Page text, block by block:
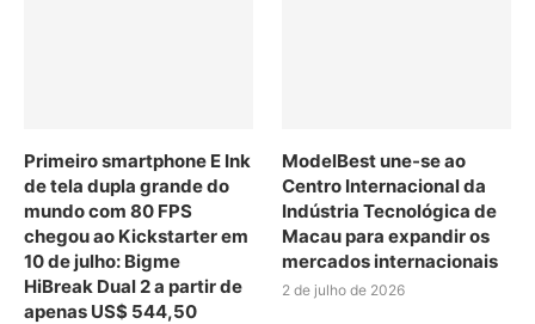
Primeiro smartphone E Ink
de tela dupla grande do
mundo com 80 FPS
chegou ao Kickstarter em
10 de julho: Bigme
HiBreak Dual 2 a partir de
apenas US$ 544,50
ModelBest une-se ao
Centro Internacional da
Indústria Tecnológica de
Macau para expandir os
mercados internacionais
2 de julho de 2026